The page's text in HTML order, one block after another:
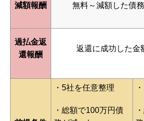
減額報酬 無料～減額した債
過払金返
還報酬
返還に成功した金
・5社を任意整理
・総額で100万円債